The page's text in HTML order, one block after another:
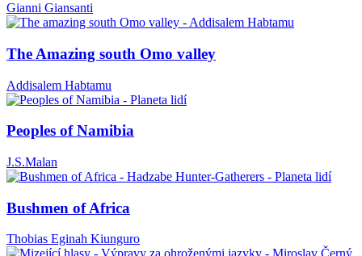
Gianni Giansanti
The Amazing south Omo valley
Addisalem Habtamu
Peoples of Namibia
J.S.Malan
Bushmen of Africa
Thobias Eginah Kiunguro